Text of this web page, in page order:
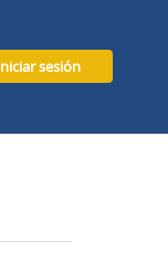
sesión